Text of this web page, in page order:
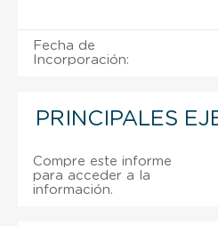
Fecha de
Incorporación:
PRINCIPALES
Compre este informe
para acceder a la
información.